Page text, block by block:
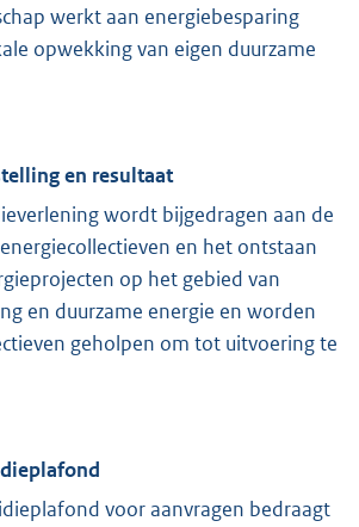
werkt aan energiebesparing
opwekking van eigen duurzame
en resultaat
wordt bijgedragen aan de
en het ontstaan
op het gebied van
en duurzame energie en worden
geholpen om tot uitvoering te
voor aanvragen bedraagt